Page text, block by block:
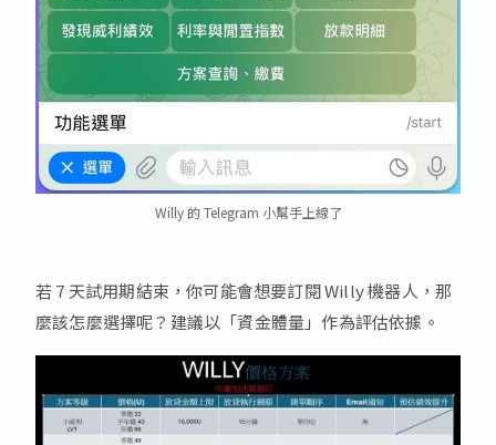
Willy 的 Telegram 小幫手上線了
若 7 天試用期結束，你可能會想要訂閱 Willy 機器人，那
麼該怎麼選擇呢？建議以「資金體量」作為評估依據。